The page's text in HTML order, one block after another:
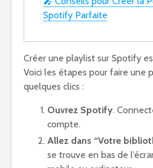
Spotify Parfaite
Créer une playlist sur Spotify
Voici les étapes pour faire une
quelques clics :
Ouvrez Spotify.
compte.
Allez dans “Votre
se trouve en bas de